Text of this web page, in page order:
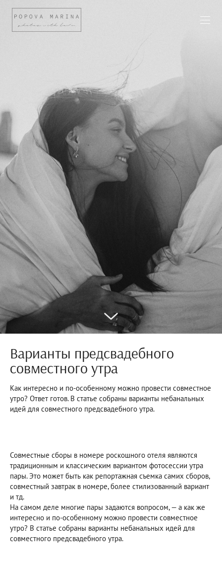
Варианты предсвадебного
совместного утра
Как интересно и по-особенному можно провести совместное
утро? Ответ готов. В статье собраны варианты небанальных
идей для совместного предсвадебного утра.
Совместные сборы в номере роскошного отеля являются
традиционным и классическим вариантом фотосессии утра
пары. Это может быть как репортажная съемка самих сборов,
совместный завтрак в номере, более стилизованный вариант
и тд.
На самом деле многие пары задаются вопросом, — а как же
интересно и по-особенному можно провести совместное
утро? В статье собраны варианты небанальных идей для
совместного предсвадебного утра.